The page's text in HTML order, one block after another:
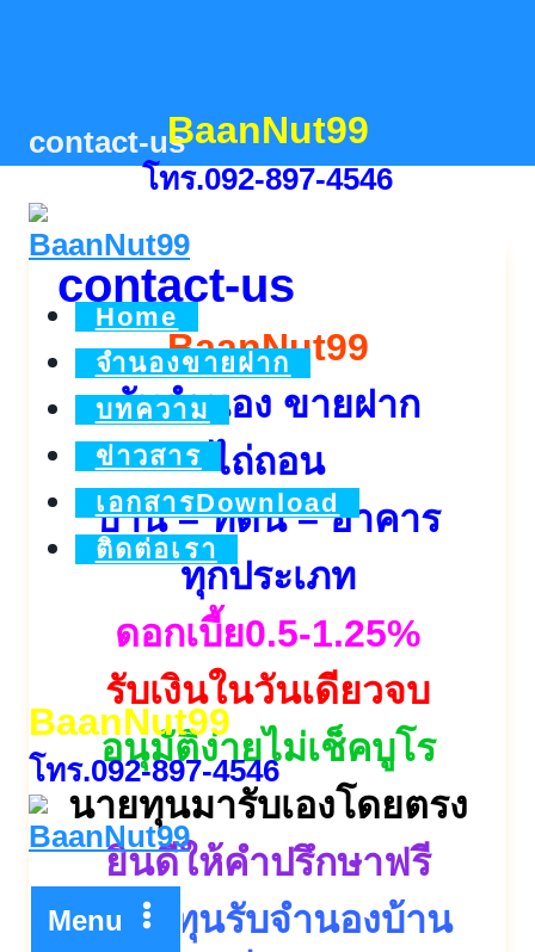
BaanNut99
โทร.092-897-4546
Home
จำนองขายฝาก
บทความ
ข่าวสาร
เอกสารDownload
ติดต่อเรา
BaanNut99
โทร.092-897-4546
Menu
contact-us
contact-us
BaanNut99
รับจำนอง ขายฝาก
ไถ่ถอน
บ้าน – ที่ดิน – อาคาร
ทุกประเภท
ดอกเบี้ย0.5-1.25%
รับเงินในวันเดียวจบ
อนุมัติง่ายไม่เช็คบูโร
นายทุนมารับเองโดยตรง
ยินดีให้คำปรึกษาฟรี